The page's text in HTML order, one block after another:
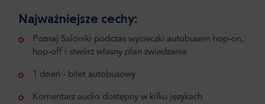
Najważniejsze cechy:
Poznaj Saloniki podczas wycieczki autobusem hop-on,
hop-off i stwórz własny plan zwiedzania
1 dzień - bilet autobusowy
Komentarz audio dostępny w kilku językach